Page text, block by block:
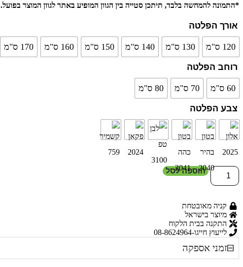
*התמונה להמחשה בלבד, תיתכן סטייה בין הגוון המופיע באתר לגוון המוצר בפועל.
אורך הפלטה
120 ס"מ 130 ס"מ 140 ס"מ 150 ס"מ 160 ס"מ 170 ס"מ
רוחב הפלטה
60 ס"מ 70 ס"מ 80 ס"מ
צבע הפלטה
הוספה לסל
קניה מאובטחת
מיוצר בישראל
התקנה בבית הלקוח
לייעוץ חייגו-08-8624964
זמני אספקה